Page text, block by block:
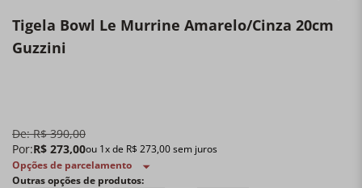
Tigela Bowl Le Murrine Amarelo/Cinza 20cm
Guzzini
De:R$ 390,00
Por:R$ 273,00ou 1x de R$ 273,00sem juros
Opções de parcelamento
Outras opções de produtos: